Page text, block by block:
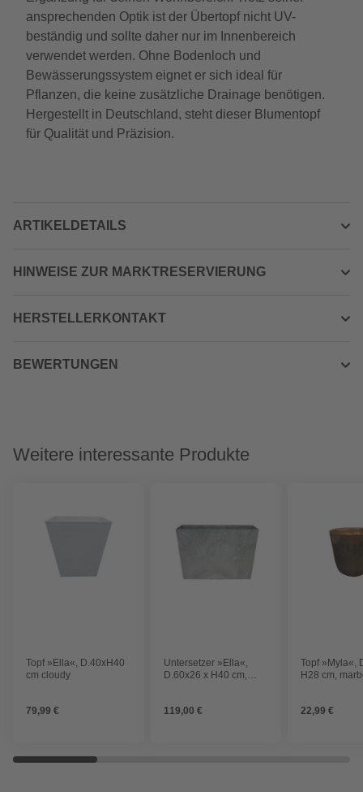
ansprechenden Optik ist der Übertopf nicht UV-
beständig und sollte daher nur im Innenbereich
verwendet werden. Ohne Bodenloch und
Bewässerungssystem eignet er sich ideal für
Pflanzen, die keine zusätzliche Drainage benötigen.
Hergestellt in Deutschland, steht dieser Blumentopf
für Qualität und Präzision.
ARTIKELDETAILS
HINWEISE ZUR MARKTRESERVIERUNG
HERSTELLERKONTAKT
BEWERTUNGEN
Weitere interessante Produkte
Topf »Ella«, D.40xH40
cm cloudy
79,99 €
Untersetzer »Ella«,
D.60x26 x H40 cm,
119,00 €
Topf »Myla«,
H28 cm,
22,99 €